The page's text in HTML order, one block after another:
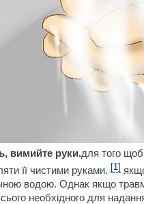
вимийте руки.для того щоб
її чистими руками. [1]
водою. Однак якщо
необхідного для